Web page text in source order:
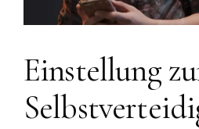
Einstellung